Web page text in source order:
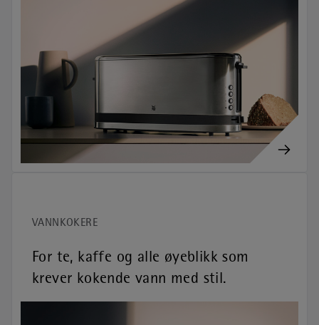
VANNKOKERE
For te, kaffe og alle øyeblikk som
krever kokende vann med stil.